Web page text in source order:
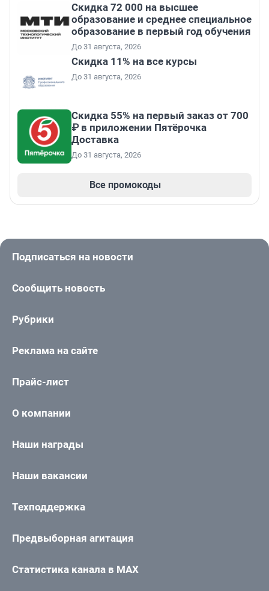
Скидка 72 000 на высшее
образование и среднее специальное
образование в первый год обучения
До 31 августа, 2026
Скидка 11% на все курсы
До 31 августа, 2026
Скидка 55% на первый заказ от 700
₽ в приложении Пятёрочка
Доставка
До 31 августа, 2026
Все промокоды
Подписаться на новости
Сообщить новость
Рубрики
Реклама на сайте
Прайс-лист
О компании
Наши награды
Наши вакансии
Техподдержка
Предвыборная агитация
Статистика канала в MAX